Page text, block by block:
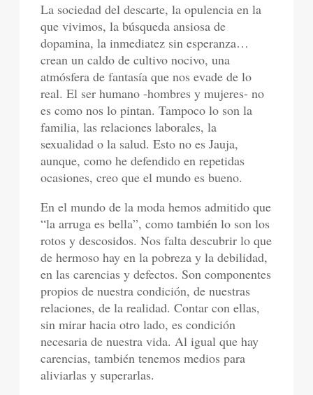
La sociedad del descarte, la opulencia en la
que vivimos, la búsqueda ansiosa de
dopamina, la inmediatez sin esperanza…
crean un caldo de cultivo nocivo, una
atmósfera de fantasía que nos evade de lo
real. El ser humano -hombres y mujeres- no
es como nos lo pintan. Tampoco lo son la
familia, las relaciones laborales, la
sexualidad o la salud. Esto no es Jauja,
aunque, como he defendido en repetidas
ocasiones, creo que el mundo es bueno.
En el mundo de la moda hemos admitido que
“la arruga es bella”, como también lo son los
rotos y descosidos. Nos falta descubrir lo que
de hermoso hay en la pobreza y la debilidad,
en las carencias y defectos. Son componentes
propios de nuestra condición, de nuestras
relaciones, de la realidad. Contar con ellas,
sin mirar hacia otro lado, es condición
necesaria de nuestra vida. Al igual que hay
carencias, también tenemos medios para
aliviarlas y superarlas.